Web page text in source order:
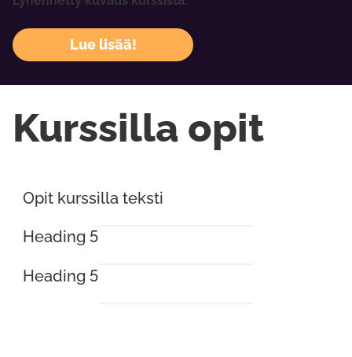
Lue lisää!
Kurssilla opit
Opit kurssilla teksti
Heading 5
Heading 5